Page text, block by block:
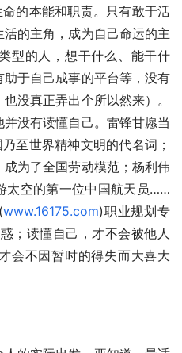
的本能和职责。只有敢于活
的主角，成为自己命运的主
型的人，想干什么、能干什
于自己成事的平台等，没有
没真正弄出个所以然来）。
没有读懂自己。雷锋甘愿当
至世界精神文明的代名词；
为了全国劳动模范；杨利伟
太空的第一位中国航天员……
www.16175.com)职业规划专
；读懂自己，才不会被他人
会不因暂时的得失而大喜大